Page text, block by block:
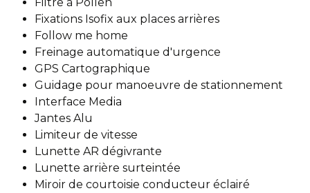
Fixations Isofix aux places arrières
Follow me home
Freinage automatique d'urgence
GPS Cartographique
Guidage pour manoeuvre de stationnement
Interface Media
Jantes Alu
Limiteur de vitesse
Lunette AR dégivrante
Lunette arrière surteintée
Miroir de courtoisie conducteur éclairé